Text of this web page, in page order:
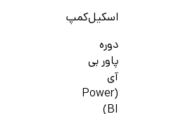
اسکیل‌کمپ
دوره
پاور بی
آی
(Power